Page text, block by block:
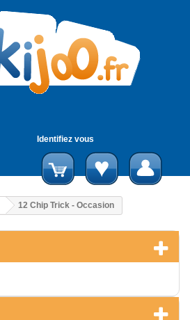
Identifiez vous
12 Chip Trick - Occasion